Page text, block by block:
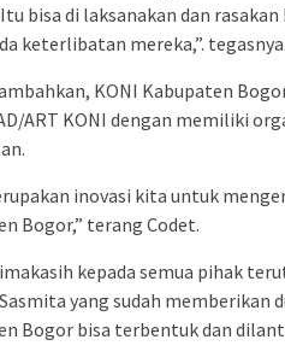
Itu bisa di laksanakan dan
keterlibatan mereka,”. tegasnya.
KONI Kabupaten
ART KONI dengan memiliki
inovasi kita untuk
Bogor,” terang Codet.
kepada semua pihak
yang sudah memberikan
Bogor bisa terbentuk dan